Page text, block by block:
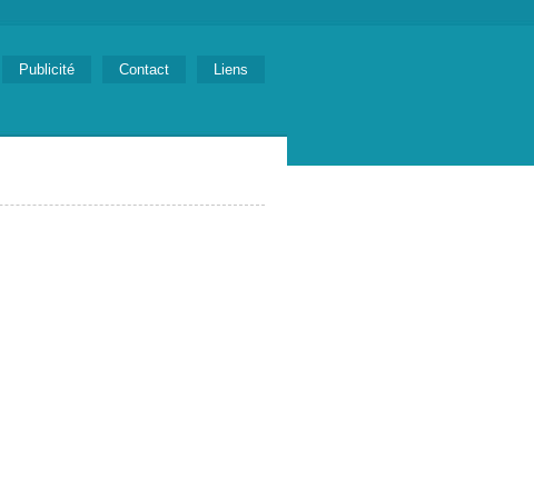
Publicité Contact Liens